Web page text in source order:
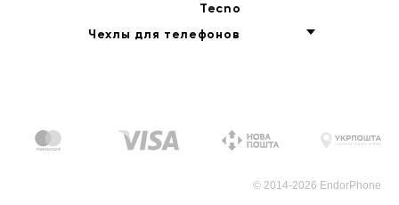
Tecno
Чехлы для телефонов
© 2014-2026 EndorPhone